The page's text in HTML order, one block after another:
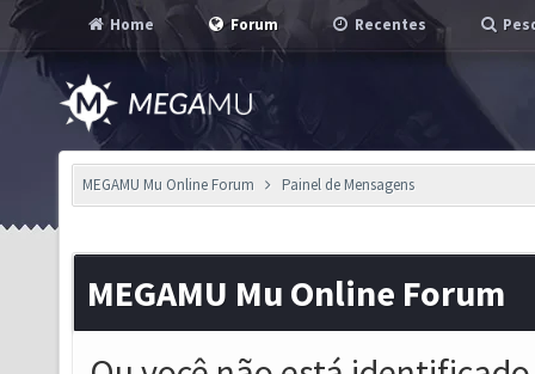
Home Forum Recentes
MEGAMU Mu Online Forum Painel de Mensagens
MEGAMU Mu Online Forum